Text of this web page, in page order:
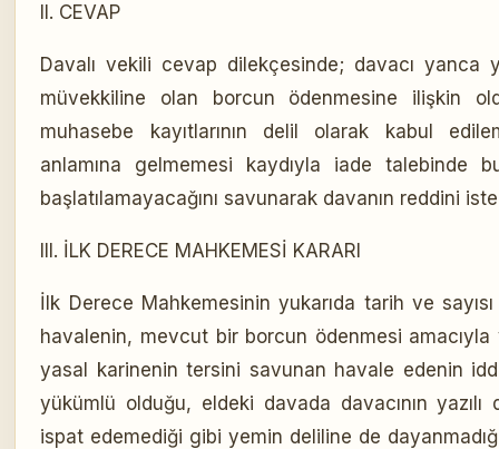
II. CEVAP
Davalı vekili cevap dilekçesinde; davacı yanca
müvekkiline olan borcun ödenmesine ilişkin
muhasebe kayıtlarının delil olarak kabul
anlamına gelmemesi kaydıyla iade talebinde
başlatılamayacağını savunarak davanın reddini
III. İLK DERECE MAHKEMESİ KARARI
İlk Derece Mahkemesinin yukarıda tarih ve
havalenin, mevcut bir borcun ödenmesi amacıyla
yasal karinenin tersini savunan havale edenin
yükümlü olduğu, eldeki davada davacının
ispat edemediği gibi yemin deliline de